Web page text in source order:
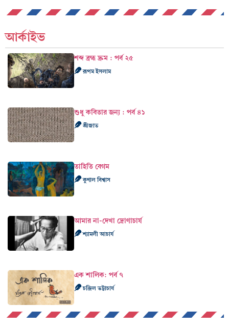
আর্কাইভ
শব্দ ব্রহ্ম দ্রুম : পর্ব ২৫
রূপম ইসলাম
শুধু কবিতার জন্য : পর্ব ৪১
শ্রীজাত
তাহিতি বেগম
কুণাল বিশ্বাস
আমার না-দেখা দ্রোণাচার্য
শ্যামলী আচার্য
এক শালিক: পর্ব ৭
চন্দ্রিল ভট্টাচার্য